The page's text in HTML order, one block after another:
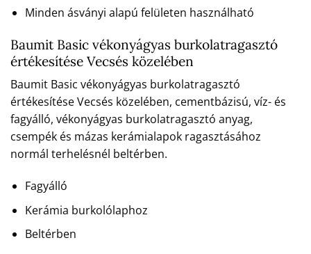
Minden ásványi alapú felületen használható
Baumit Basic vékonyágyas burkolatragasztó
értékesítése Vecsés közelében
Baumit Basic vékonyágyas burkolatragasztó
értékesítése Vecsés közelében, cementbázisú, víz- és
fagyálló, vékonyágyas burkolatragasztó anyag,
csempék és mázas kerámialapok ragasztásához
normál terhelésnél beltérben.
Fagyálló
Kerámia burkolólaphoz
Beltérben